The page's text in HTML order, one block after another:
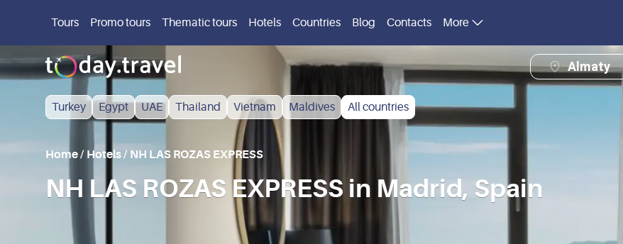
Tours Promo tours Thematic tours Hotels Countries Blog Contacts More
Almaty
Turkey Egypt UAE Thailand Vietnam Maldives All countries
Home/ Hotels/ NH LAS ROZAS EXPRESS
NH LAS ROZAS EXPRESS in Madrid, Spain